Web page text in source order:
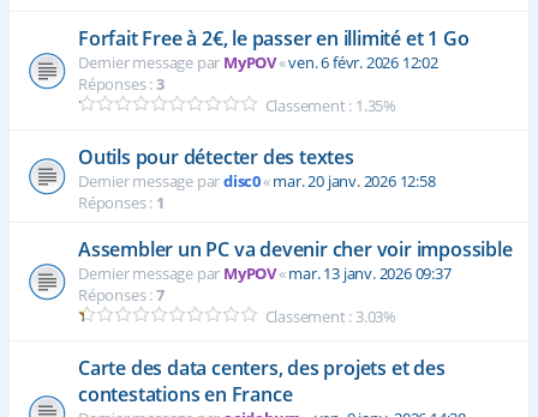
Forfait Free à 2€, le passer en illimité et 1 Go
Dernier message par MyPOV«ven. 6 févr. 2026 12:02
Réponses :3
Classement : 1.35%
Outils pour détecter des textes
Dernier message pardisc0«mar. 20 janv. 2026 12:58
Réponses : 1
Assembler un PC va devenir cher voir impossible
Dernier message par MyPOV«mar. 13 janv. 2026 09:37
Réponses :7
Classement : 3.03%
Carte des data centers, des projets et des
contestations en France